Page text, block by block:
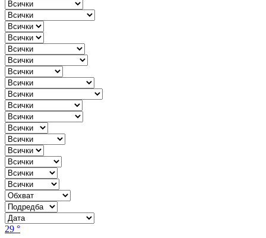
29 °